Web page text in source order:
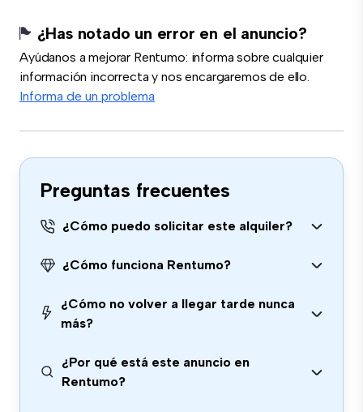
¿Has notado un error en el anuncio?
Ayúdanos a mejorar Rentumo: informa sobre cualquier
información incorrecta y nos encargaremos de ello.
Informa de un problema
Preguntas frecuentes
¿Cómo puedo solicitar este alquiler?
¿Cómo funciona Rentumo?
¿Cómo no volver a llegar tarde nunca
más?
¿Por qué está este anuncio en
Rentumo?